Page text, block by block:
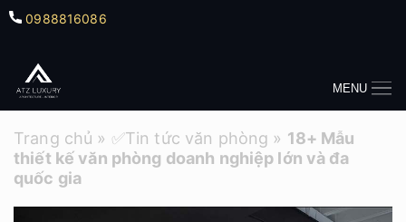
0988816086
MENU
Trang chủ » ✅Tin tức văn phòng » 18+ Mẫu
thiết kế văn phòng doanh nghiệp lớn và đa
quốc gia